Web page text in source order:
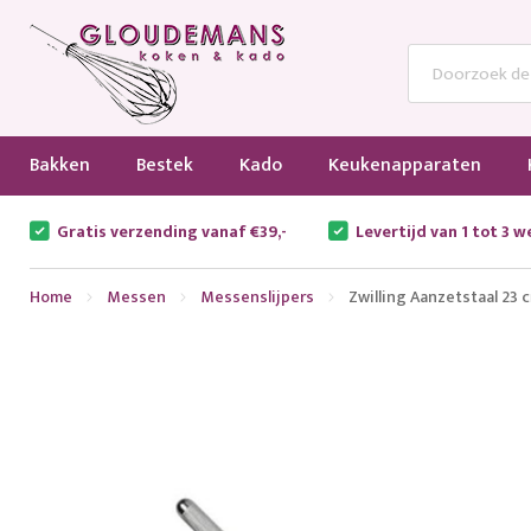
Bakken Bestek Kado Keukenapparaten
Gratis verzending vanaf €39,- Levertijd van 1 tot 3
Home Messen Messenslijpers Zwilling Aanzetstaal 23